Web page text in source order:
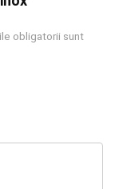
obligatorii sunt